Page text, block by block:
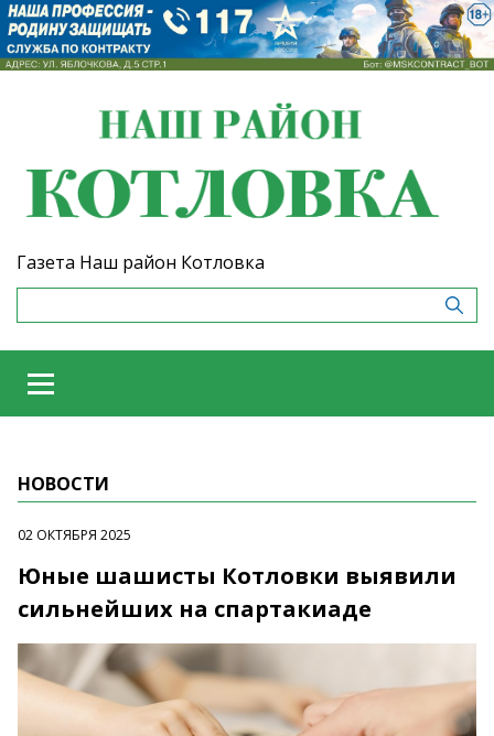
Газета Наш район Котловка
НОВОСТИ
02 ОКТЯБРЯ 2025
Юные шашисты Котловки выявили
сильнейших на спартакиаде